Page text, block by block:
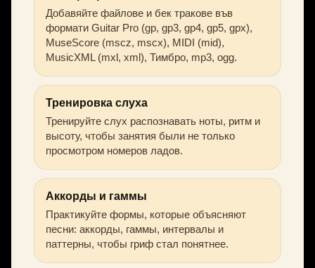
Добавяйте файлове и бек тракове във
формати Guitar Pro (gp, gp3, gp4, gp5, gpx),
MuseScore (mscz, mscx), MIDI (mid),
MusicXML (mxl, xml), Тимбро, mp3, ogg.
Тренировка слуха
Тренируйте слух распознавать ноты, ритм и
высоту, чтобы занятия были не только
просмотром номеров ладов.
Аккорды и гаммы
Практикуйте формы, которые объясняют
песни: аккорды, гаммы, интервалы и
паттерны, чтобы гриф стал понятнее.